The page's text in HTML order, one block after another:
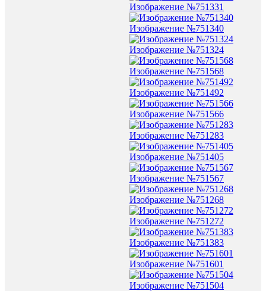
Изображение №751331
Изображение №751340
Изображение №751324
Изображение №751568
Изображение №751492
Изображение №751566
Изображение №751283
Изображение №751405
Изображение №751567
Изображение №751268
Изображение №751272
Изображение №751383
Изображение №751601
Изображение №751504